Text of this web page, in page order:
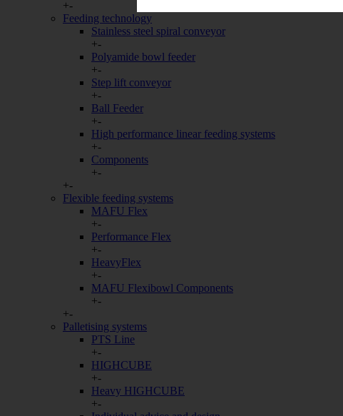
Bereiche der Webseite ermöglichen.
screen
Statistiken
und gemeldet werden.
Aidaform
Sonstige
+-
Feeding technology
Stainless steel spiral conveyor
+-
Polyamide bowl feeder
+-
Step lift conveyor
+-
Ball Feeder
+-
High performance linear feeding systems
+-
Components
+-
+-
Flexible feeding systems
MAFU Flex
+-
Performance Flex
+-
HeavyFlex
+-
MAFU Flexibowl Components
+-
+-
Palletising systems
PTS Line
+-
HIGHCUBE
+-
Heavy HIGHCUBE
+-